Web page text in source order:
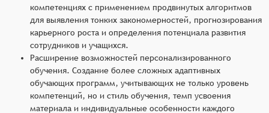
компетенциях с применением продвинутых алгоритмов
для выявления тонких закономерностей, прогнозирования
карьерного роста и определения потенциала развития
сотрудников и учащихся.
Расширение возможностей персонализированного
обучения. Создание более сложных адаптивных
обучающих программ, учитывающих не только уровень
компетенций, но и стиль обучения, темп усвоения
материала и индивидуальные особенности каждого